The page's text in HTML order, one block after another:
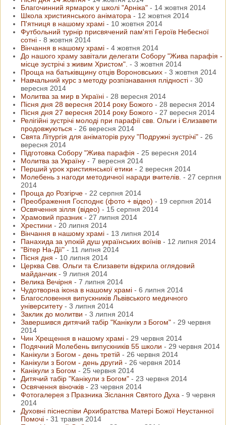
Благочинний ярмарок у школі "Арніка" - 14 жовтня 2014
Школа християнського аніматора - 12 жовтня 2014
П'ятниця в нашому храмі - 10 жовтня 2014
Футбольний турнір присвячений пам'яті Героїв Небесної
сотні - 8 жовтня 2014
Вінчання в нашому храмі - 4 жовтня 2014
До нашого храму завітали делегати Собору "Жива парафія -
місце зустрічі з живим Христом". - 3 жовтня 2014
Проща на батьківщину отців Вороновських - 3 жовтня 2014
Навчальний курс з методу розпізнавання плідності - 30
вересня 2014
Молитва за мир в Україні - 28 вересня 2014
Пісня дня 28 вересня 2014 року Божого - 28 вересня 2014
Пісня дня 27 вересня 2014 року Божого - 27 вересня 2014
Релігійні зустрічі молоді при парафії свв. Ольги і Єлизавети
продовжуються - 26 вересня 2014
Свята Літургія для аніматорів руху "Подружні зустрічі" - 26
вересня 2014
Підготовка Собору "Жива парафія - 25 вересня 2014
Молитва за Україну - 7 вересня 2014
Перший урок християнської етики - 2 вересня 2014
Молебень з нагоди методичної наради вчителів. - 27 серпня
2014
Проща до Розгірче - 22 серпня 2014
Преображення Господнє (фото + відео) - 19 серпня 2014
Освячення зілля (відео) - 15 серпня 2014
Храмовий празник - 27 липня 2014
Хрестини - 20 липня 2014
Вінчання в нашому храмі - 13 липня 2014
Панахида за упокій душ українських воїнів - 12 липня 2014
"Вітер На-Дії" - 11 липня 2014
Пісня дня - 10 липня 2014
Церква Свв. Ольги та Єлизавети відкрила оглядовий
майданчик - 9 липня 2014
Велика Вечірня - 7 липня 2014
Чудотворна ікона в нашому храмі - 6 липня 2014
Благословення випускників Львівського медичного
університету - 3 липня 2014
Заклик до молитви - 3 липня 2014
Завершився дитячий табір "Канікули з Богом" - 29 червня
2014
Чин Хрещення в нашому храмі - 29 червня 2014
Подячний Молебень випускників 55 школи - 29 червня 2014
Канікули з Богом - день третій - 26 червня 2014
Канікули з Богом - день другий - 26 червня 2014
Канікули з Богом - 25 червня 2014
Дитячий табір "Канікули з Богом" - 23 червня 2014
Освячення віночків - 23 червня 2014
Фотогалерея з Празника Зіслання Святого Духа - 9 червня
2014
Духовні піснеспіви Архибратства Матері Божої Неустанної
Помочі - 31 травня 2014